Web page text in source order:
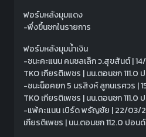
ฟอร์มหลังมุมแดง
-พึ่งขึ้นชกในรายการ
ฟอร์มหลังมุมน้ำเงิน
-ชนะคะแนน คนชลเล็ก ว.สุขสันต์ |
TKO เกียรติเพชร | นน.ตอนชก 111.0
-ชนะน็อคยก 5 นรสิงห์ ลูกนเรศวร |
TKO เกียรติเพชร | นน.ตอนชก 111.0
-แพ้คะแนน เบิร์ด พรัญชัย | 22/03/
เกียรติเพชร | นน.ตอนชก 112.0 ปอนด์